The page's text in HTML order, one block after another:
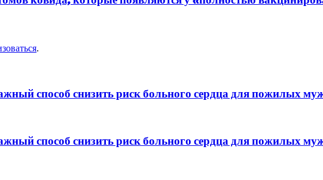
.
способ снизить риск больного сердца для пожилых
способ снизить риск больного сердца для пожилых